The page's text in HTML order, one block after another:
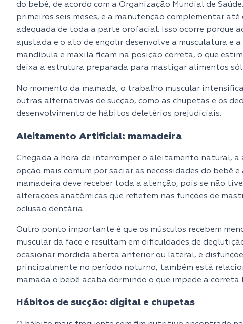
do bebê, de acordo com a Organização Mundial de
primeiros seis meses, e a manutenção complementar
adequada de toda a parte orofacial. Isso ocorre porque
ajustada e o ato de engolir desenvolve a musculatura e
mandíbula e maxila ficam na posição correta, o que
deixa a estrutura preparada para mastigar alimentos
No momento da mamada, o trabalho muscular
outras alternativas de sucção, como as chupetas e os
desenvolvimento de hábitos deletérios prejudiciais.
Aleitamento Artificial: mamadeira
Chegada a hora de interromper o aleitamento natural, a
opção mais comum por saciar as necessidades do bebê
mamadeira deve receber toda a atenção, pois se não
alterações anatômicas que refletem nas funções de
oclusão dentária.
Outro ponto importante é que os músculos recebem
muscular da face e resultam em dificuldades de
ocasionar mordida aberta anterior ou lateral, e
principalmente no período noturno, também está
mamada o bebê acaba dormindo o que impede a
Hábitos de sucção: digital e chupetas